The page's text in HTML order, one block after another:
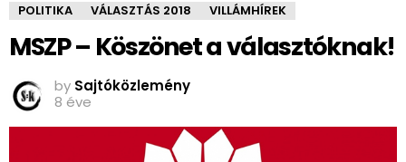
POLITIKA VÁLASZTÁS 2018 VILLÁMHÍREK
MSZP – Köszönet a választóknak!
by Sajtóközlemény
8 éve